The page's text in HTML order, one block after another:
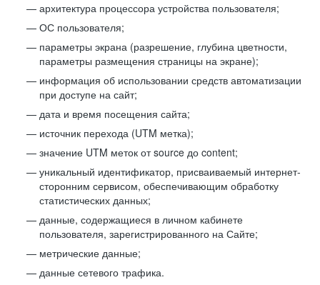
архитектура процессора устройства пользователя;
ОС пользователя;
параметры экрана (разрешение, глубина цветности,
параметры размещения страницы на экране);
информация об использовании средств автоматизации
при доступе на сайт;
дата и время посещения сайта;
источник перехода (UTM метка);
значение UTM меток от source до content;
уникальный идентификатор, присваиваемый интернет-
сторонним сервисом, обеспечивающим обработку
статистических данных;
данные, содержащиеся в личном кабинете
пользователя, зарегистрированного на Сайте;
метрические данные;
данные сетевого трафика.